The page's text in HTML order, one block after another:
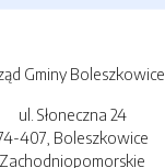
Gminy Boleszkowice
ul. Słoneczna 24
407, Boleszkowice
Zachodniopomorskie